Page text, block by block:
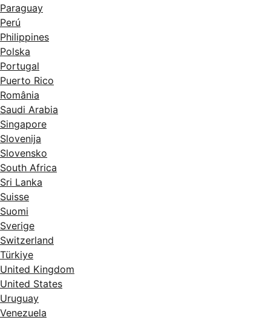
Paraguay
Perú
Philippines
Polska
Portugal
Puerto Rico
România
Saudi Arabia
Singapore
Slovenija
Slovensko
South Africa
Sri Lanka
Suisse
Suomi
Sverige
Switzerland
Türkiye
United Kingdom
United States
Uruguay
Venezuela